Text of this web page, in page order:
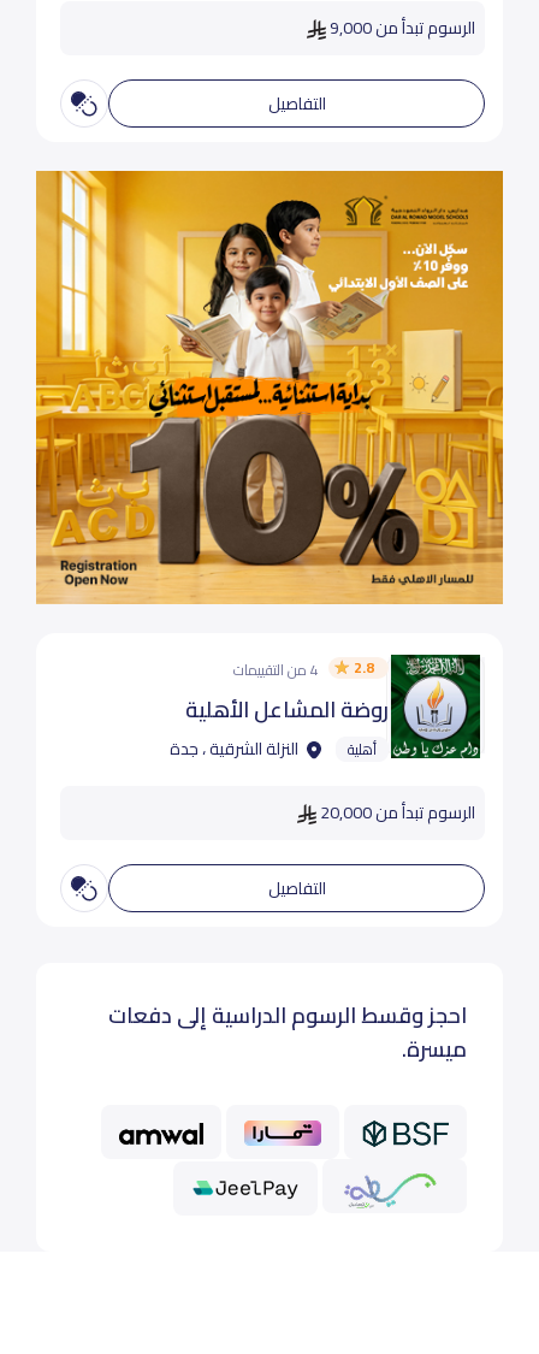
الرسوم تبدأ من 9,000
التفاصيل
2.8 4 من التقييمات
روضة المشاعل الأهلية
أهلية النزلة الشرقية ، جدة
الرسوم تبدأ من 20,000
التفاصيل
احجز وقسط الرسوم الدراسية إلى دفعات
ميسرة.